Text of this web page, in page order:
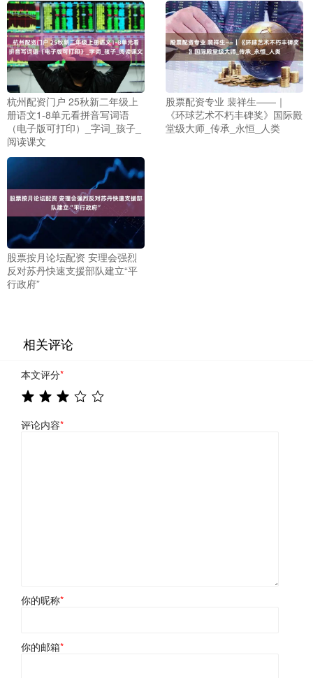
杭州配资门户 25秋新二年级上
册语文1-8单元看拼音写词语
（电子版可打印）_字词_孩子_
阅读课文
股票配资专业 裴祥生——｜
《环球艺术不朽丰碑奖》国际殿
堂级大师_传承_永恒_人类
股票按月论坛配资 安理会强烈
反对苏丹快速支援部队建立“平
行政府”
相关评论
本文评分*
评论内容*
你的昵称*
你的邮箱*